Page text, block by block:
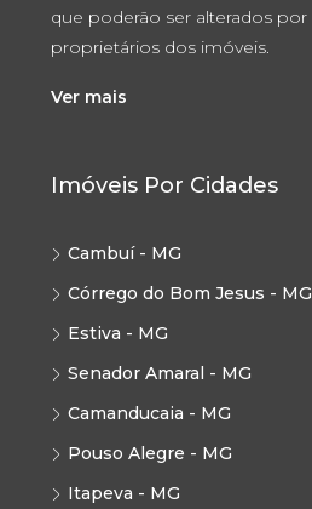
que poderão ser alterados
proprietários dos imóveis.
Ver mais
Imóveis Por Cidades
Cambuí - MG
Córrego do Bom Jesus - MG
Estiva - MG
Senador Amaral - MG
Camanducaia - MG
Pouso Alegre - MG
Itapeva - MG